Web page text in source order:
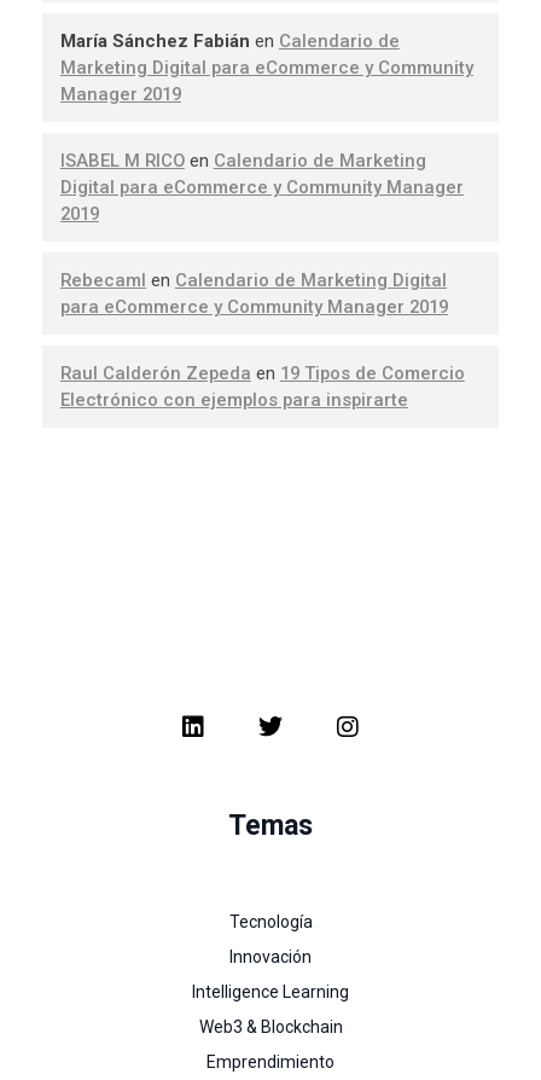
María Sánchez Fabián en Calendario de
Marketing Digital para eCommerce y Community
Manager 2019
ISABEL M RICOen Calendario de Marketing
Digital para eCommerce y Community Manager
2019
Rebecaml en Calendario de Marketing Digital
para eCommerce y Community Manager 2019
Raul Calderón Zepeda en 19 Tipos de Comercio
Electrónico con ejemplos para inspirarte
Temas
Tecnología
Innovación
Intelligence Learning
Web3 & Blockchain
Emprendimiento